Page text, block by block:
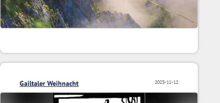
2023-11-12
Gailtaler Weihnacht